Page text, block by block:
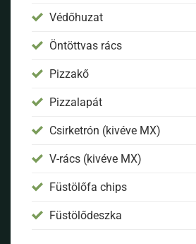
Védőhuzat
Öntöttvas rács
Pizzakő
Pizzalapát
Csirketrón (kivéve MX)
V-rács (kivéve MX)
Füstölőfa chips
Füstölődeszka